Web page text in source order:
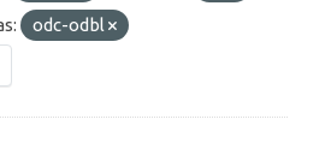
odc-odbl